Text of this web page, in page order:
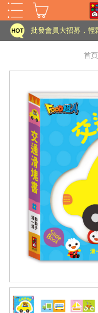
批發會員大招募，輕
老師您好!!幼教會員
海外購物免煩惱！點
批發會員大招募，輕
老師您好!!幼教會員
海外購物免煩惱！點
首頁